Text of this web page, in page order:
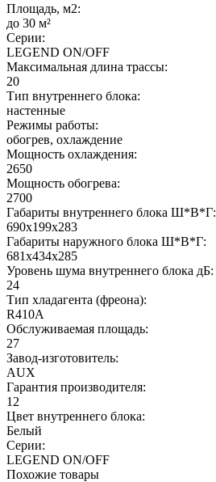
Площадь, м2:
до 30 м²
Серии:
LEGEND ON/OFF
Максимальная длина трассы:
20
Тип внутреннего блока:
настенные
Режимы работы:
обогрев, охлаждение
Мощность охлаждения:
2650
Мощность обогрева:
2700
Габариты внутреннего блока Ш*В*Г:
690х199х283
Габариты наружного блока Ш*В*Г:
681x434x285
Уровень шума внутреннего блока дБ:
24
Тип хладагента (фреона):
R410A
Обслуживаемая площадь:
27
Завод-изготовитель:
AUX
Гарантия производителя:
12
Цвет внутреннего блока:
Белый
Серии:
LEGEND ON/OFF
Похожие товары